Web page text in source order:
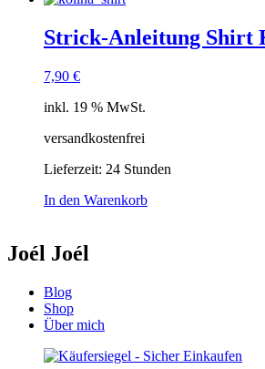
Strick-Anleitung Shirt
7,90 €
inkl. 19 % MwSt.
versandkostenfrei
Lieferzeit: 24 Stunden
In den Warenkorb
Joél Joél
Blog
Shop
Über mich